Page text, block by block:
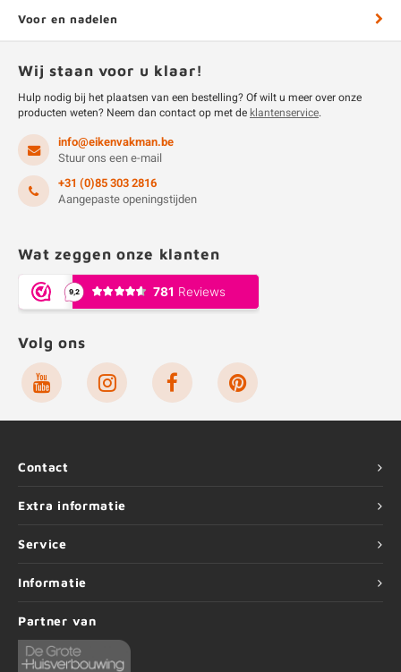
Voor en nadelen
Wij staan voor u klaar!
Hulp nodig bij het plaatsen van een bestelling? Of wilt u meer over onze
producten weten? Neem dan contact op met deklantenservice.
info@eikenvakman.be
Stuur ons een e-mail
+31 (0)85 303 2816
Aangepaste openingstijden
Wat zeggen onze klanten
Volg ons
Contact
Extra informatie
Service
Informatie
Partner van